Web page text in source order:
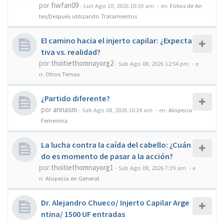
por fiwfan09- Lun Ago 10, 2026 10:30 am - en: Fotos de An
tes/Después utilizando Tratamientos
El camino hacia el injerto capilar: ¿Expecta
tiva vs. realidad?
por thoitiethomnayorg2- Sab Ago 08, 2026 12:54 pm - e
n: Otros Temas
¿Partido diferente?
por annasm - Sab Ago 08, 2026 10:34 am - en: Alopecia
Femenina
La lucha contra la caída del cabello: ¿Cuán
do es momento de pasar a la acción?
por thoitiethomnayorg1 - Sab Ago 08, 2026 7:39 am - e
n: Alopecia en General
Dr. Alejandro Chueco/ Injerto Capilar Arge
ntina/ 1500 UF entradas